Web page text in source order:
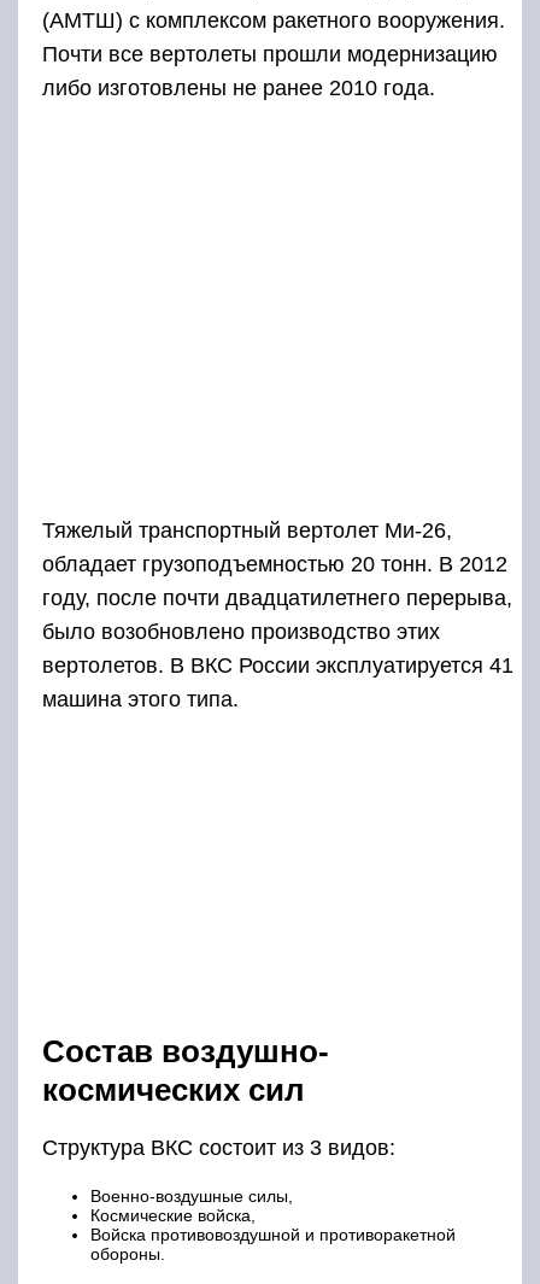
(АМТШ) с комплексом ракетного вооружения.
Почти все вертолеты прошли модернизацию
либо изготовлены не ранее 2010 года.
Тяжелый транспортный вертолет Ми-26,
обладает грузоподъемностью 20 тонн. В 2012
году, после почти двадцатилетнего перерыва,
было возобновлено производство этих
вертолетов. В ВКС России эксплуатируется 41
машина этого типа.
Состав воздушно-
космических сил
Структура ВКС состоит из 3 видов:
Военно-воздушные силы,
Космические войска,
Войска противовоздушной и противоракетной
обороны.